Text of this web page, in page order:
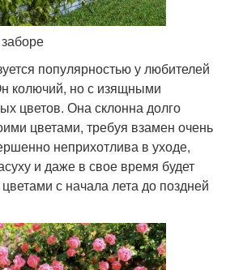
популярностью у любителей
колючий, но с изящными
цветов. Она склонна долго
цветами, требуя взамен очень
неприхотлива в уходе,
и даже в свое время будет
с начала лета до поздней